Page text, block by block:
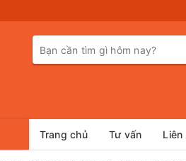
Trang chủ Tư vấn Liên